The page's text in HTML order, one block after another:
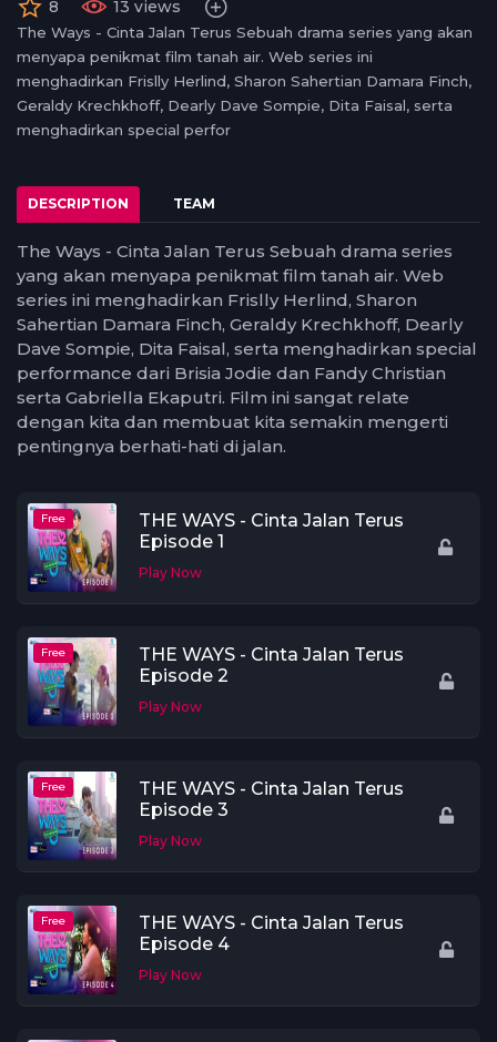
0.5
0.25
8 13 views
The Ways - Cinta Jalan Terus Sebuah drama series yang akan
menyapa penikmat film tanah air. Web series ini
menghadirkan Frislly Herlind, Sharon Sahertian Damara Finch,
Geraldy Krechkhoff, Dearly Dave Sompie, Dita Faisal, serta
menghadirkan special perfor
DESCRIPTION TEAM
The Ways - Cinta Jalan Terus Sebuah drama series
yang akan menyapa penikmat film tanah air. Web
series ini menghadirkan Frislly Herlind, Sharon
Sahertian Damara Finch, Geraldy Krechkhoff, Dearly
Dave Sompie, Dita Faisal, serta menghadirkan special
performance dari Brisia Jodie dan Fandy Christian
serta Gabriella Ekaputri. Film ini sangat relate
dengan kita dan membuat kita semakin mengerti
pentingnya berhati-hati di jalan.
Free
THE WAYS - Cinta Jalan Terus
Episode 1
Play Now
Free
THE WAYS - Cinta Jalan Terus
Episode 2
Play Now
Free
THE WAYS - Cinta Jalan Terus
Episode 3
Play Now
Free
THE WAYS - Cinta Jalan Terus
Episode 4
Play Now